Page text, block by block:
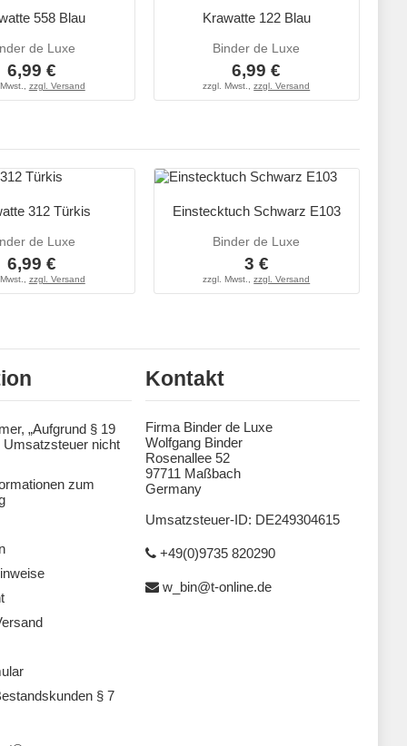
558 Blau
de Luxe
6,99 €
zzgl. Versand
Krawatte 122 Blau
Binder de Luxe
6,99 €
zzgl. Mwst.,zzgl. Versand
312 Türkis
de Luxe
6,99 €
zzgl. Versand
Einstecktuch Schwarz E103
Binder de Luxe
3 €
zzgl. Mwst.,zzgl. Versand
„Aufgrund § 19
Umsatzsteuer nicht
zum
§ 7
Kontakt
Firma Binder de Luxe
Wolfgang Binder
Rosenallee 52
97711 Maßbach
Germany
Umsatzsteuer-ID: DE249304615
+49(0)9735 820290
w_bin@t-online.de